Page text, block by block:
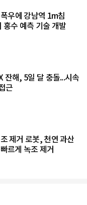
우에 강남역 1m침
수 예측 기술 개발
잔해, 5일 달 충돌...시속
근
제거 로봇, 천연 과산
르게 녹조 제거